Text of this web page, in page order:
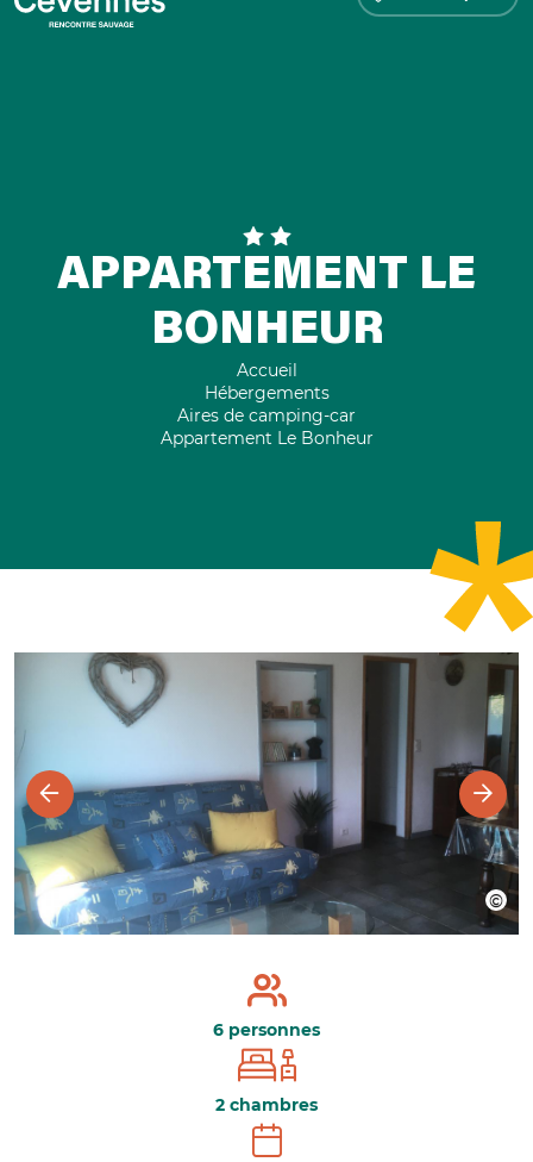
APPARTEMENT LE
BONHEUR
Accueil
Hébergements
Aires de camping-car
Appartement Le Bonheur
6 personnes
2 chambres